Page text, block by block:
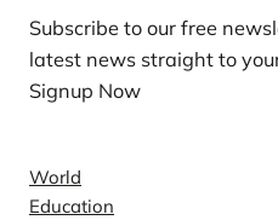
Subscribe to our free
latest news straight to
Signup Now
World
Education